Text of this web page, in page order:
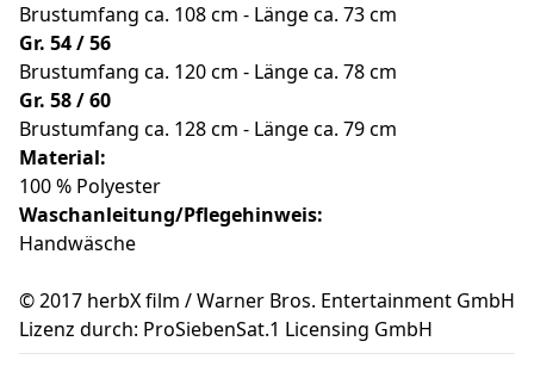
Brustumfang ca. 108 cm - Länge ca. 73 cm
Gr. 54 / 56
Brustumfang ca. 120 cm - Länge ca. 78 cm
Gr. 58 / 60
Brustumfang ca. 128 cm - Länge ca. 79 cm
Material:
100 % Polyester
Waschanleitung/Pflegehinweis:
Handwäsche
© 2017 herbX film / Warner Bros. Entertainment GmbH
Lizenz durch: ProSiebenSat.1 Licensing GmbH